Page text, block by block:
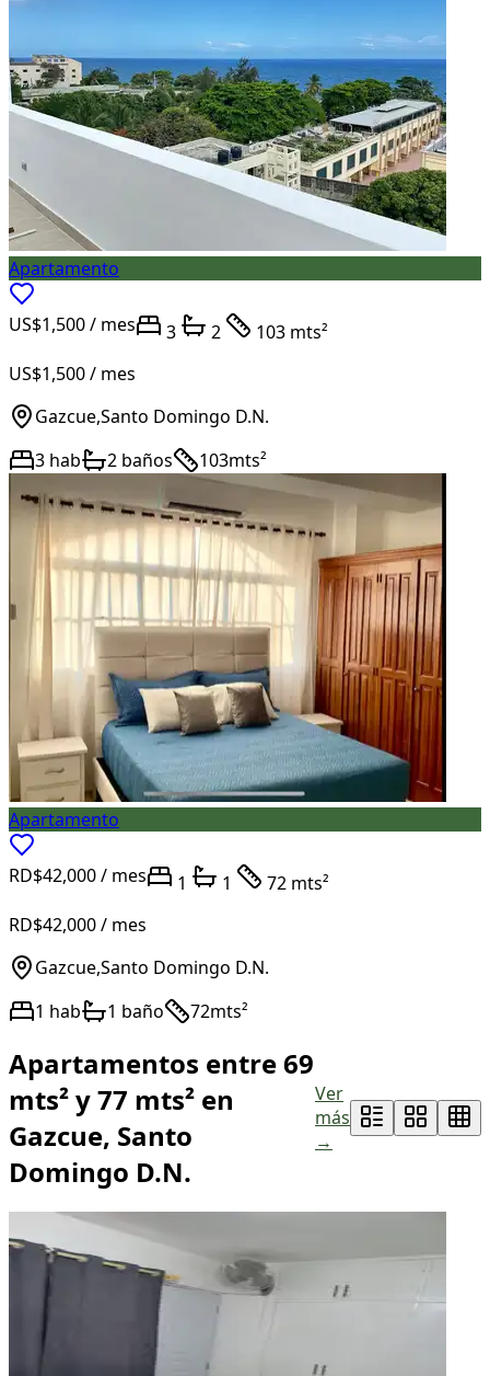
Apartamento
US$1,500/ mes 3 2
103 mts²
US$1,500/ mes
Gazcue,Santo Domingo D.N.
3 hab 2 baños 103mts²
Apartamento
RD$42,000/ mes 1 1
72 mts²
RD$42,000/ mes
Gazcue,Santo Domingo D.N.
1 hab 1 baño 72mts²
Apartamentos entre 69
mts² y 77 mts² en
Gazcue, Santo
Domingo D.N.
Ver
más
→